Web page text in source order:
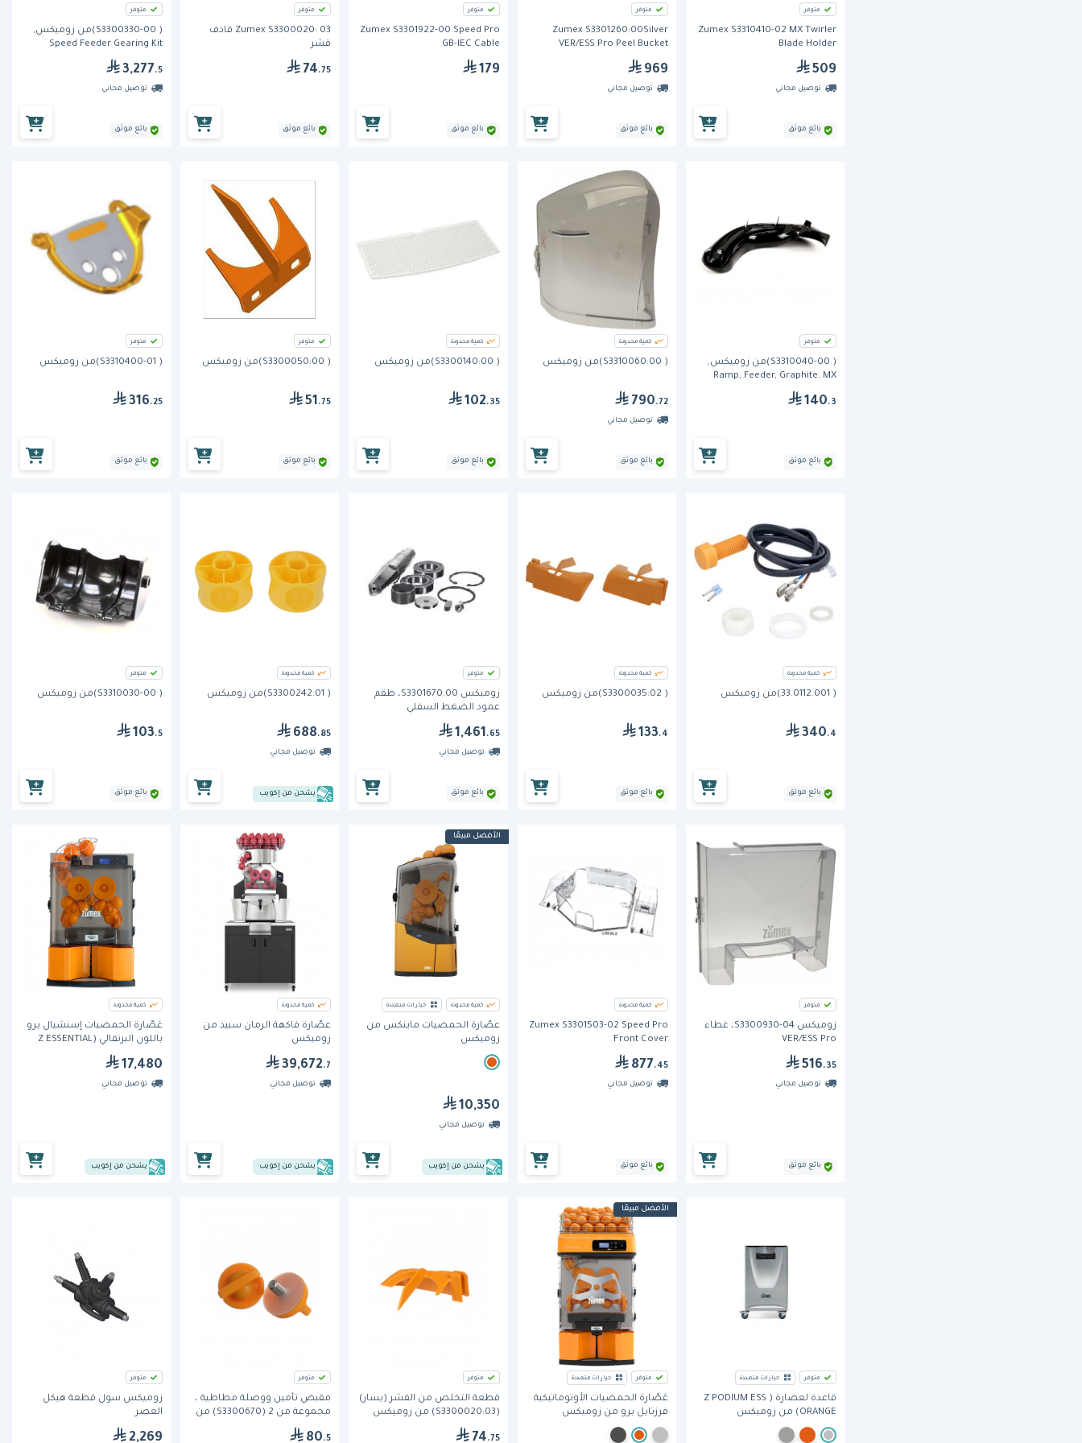
متوفر
Zumex S3310410-02 MX Twirler
Blade Holder
509
توصيل مجاني
بائع موثق
متوفر
Zumex S3301260:00Silver
VER/ESS Pro Peel Bucket
969
توصيل مجاني
بائع موثق
متوفر
Zumex S3301922-00 Speed Pro
GB-IEC Cable
179
بائع موثق
متوفر
Zumex S3300020: 03 قاذف
قشر
74.75
بائع موثق
متوفر
( S3300330-00)من زوميكس,
Speed Feeder Gearing Kit
3,277.5
توصيل مجاني
بائع موثق
متوفر
( S3310040-00)من زوميكس,
Ramp, Feeder, Graphite, MX
140.3
بائع موثق
كمية محدودة
( S3310060:00)من زوميكس
790.72
توصيل مجاني
بائع موثق
كمية محدودة
( S3300140:00)من زوميكس
102.35
بائع موثق
متوفر
( S3300050:00)من زوميكس
51.75
بائع موثق
متوفر
( S3310400-01)من زوميكس
316.25
بائع موثق
كمية محدودة
( 33.0112.001)من زوميكس
340.4
بائع موثق
كمية محدودة
( S3300035:02)من زوميكس
133.4
بائع موثق
متوفر
زوميكس S3301670:00، طقم
عمود الضغط السفلي
1,461.65
توصيل مجاني
بائع موثق
كمية محدودة
( S3300242:01)من زوميكس
688.85
توصيل مجاني
يشحن من إكويب
متوفر
( S3310030-00)من زوميكس
103.5
بائع موثق
متوفر
زوميكس S3300930-04، غطاء
VER/ESS Pro
516.35
توصيل مجاني
بائع موثق
كمية محدودة
Zumex S3301503-02 Speed Pro
Front Cover
877.45
توصيل مجاني
بائع موثق
الأفضل مبيعًا
كمية محدودة خيارات متعددة
عصّارة الحمضيات ماينكس من
زوميكس
10,350
توصيل مجاني
يشحن من إكويب
كمية محدودة
عصّارة فاكهة الرمان سبيد من
زوميكس
39,672.7
توصيل مجاني
يشحن من إكويب
كمية محدودة
عَصَّارة الحمضيات إسنشيال برو
باللون البرتقالي (Z ESSENTIAL
PRO ORANGE) من زومكس
17,480
توصيل مجاني
يشحن من إكويب
متوفر خيارات متعددة
قاعدة لعصارة ( Z PODIUM ESS
ORANGE) من زوميكس
الأفضل مبيعًا
متوفر خيارات متعددة
عَصَّارة الحمضيات الأوتوماتيكية
فرزتايل برو من زوميكس
متوفر
قطعة التخلص من القشر (يسار)
(S3300020:03) من زوميكس
74.75
متوفر
مقبض تأمين ووصلة مطاطية ،
مجموعة من 2 (S3300670) من
زوميكس
80.5
متوفر
زوميكس سول قطعة هيكل
العصر
2,269